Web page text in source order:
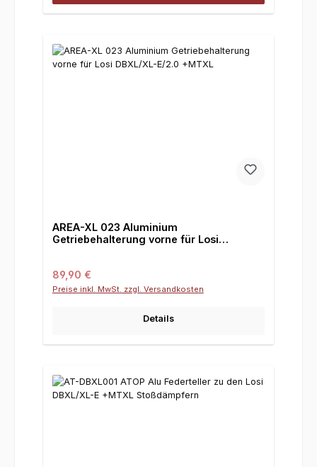
AREA-XL 023 Aluminium
Getriebehalterung vorne für Losi
Regulärer Preis:
89,90 €
Preise inkl. MwSt. zzgl. Versandkosten
Details